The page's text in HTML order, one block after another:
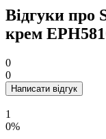
Відгуки про
крем
0
0
Написати відгук
1
0%